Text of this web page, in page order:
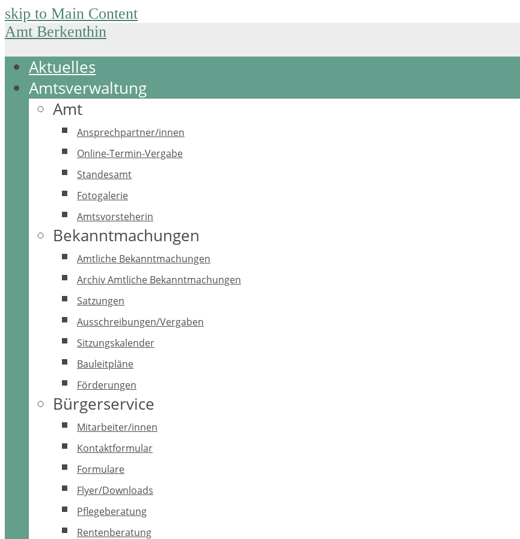
skip to Main Content
Amt Berkenthin
Aktuelles
Amtsverwaltung
Amt
Ansprechpartner/innen
Online-Termin-Vergabe
Standesamt
Fotogalerie
Amtsvorsteherin
Bekanntmachungen
Amtliche Bekanntmachungen
Archiv Amtliche Bekanntmachungen
Satzungen
Ausschreibungen/Vergaben
Sitzungskalender
Bauleitpläne
Förderungen
Bürgerservice
Mitarbeiter/innen
Kontaktformular
Formulare
Flyer/Downloads
Pflegeberatung
Rentenberatung